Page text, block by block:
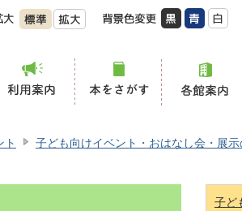
ト
子ども向けイベント・おはなし会・展示
子ど